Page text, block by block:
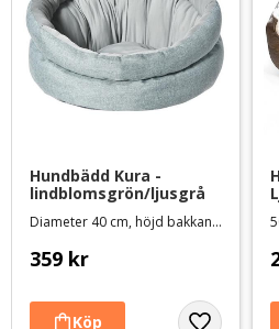
Hundbädd Kura -
lindblomsgrön/ljusgrå
Diameter 40 cm, höjd bakkant 26 cm
359 kr